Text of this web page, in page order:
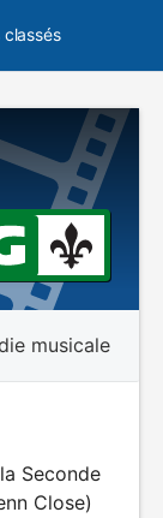
classés
musicale
Seconde
Close)